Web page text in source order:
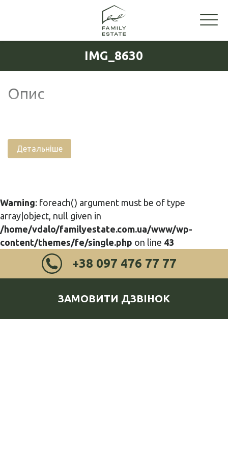
IMG_8630
Опис
Детальніше
Warning: foreach() argument must be of type
array|object, null given in
/home/vdalo/familyestate.com.ua/www/wp-
content/themes/fe/single.php on line 43
+38 097 476 77 77
ЗАМОВИТИ ДЗВІНОК